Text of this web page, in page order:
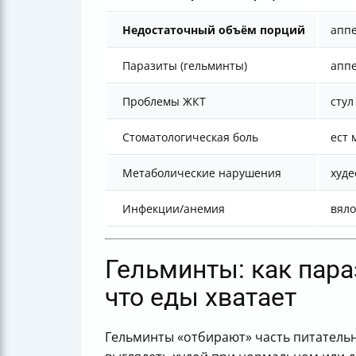
Недостаточный объём порций
Паразиты (гельминты)
Проблемы ЖКТ
Стоматологическая боль ест
Метаболические нарушения
Инфекции/анемия
Гельминты: как
что еды хватает
Гельминты «отбирают» часть